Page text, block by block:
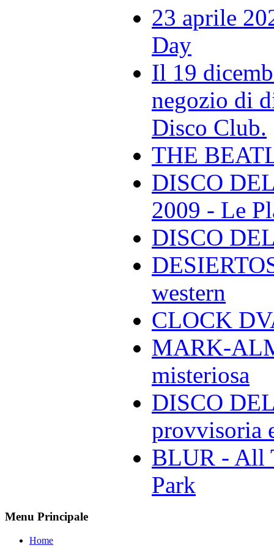
23 aprile
Day
Il 19
negozio di
Disco Club.
THE
DISCO
2009 - Le
DISCO
western
CLOCK
MARK-
misteriosa
DISCO
provvisoria
BLUR - All
Park
Menu Principale
Home